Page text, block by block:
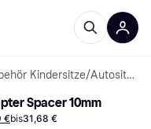
Kindersitze/ Autositzadapter
Spacer 10mm
€bis31,68 €